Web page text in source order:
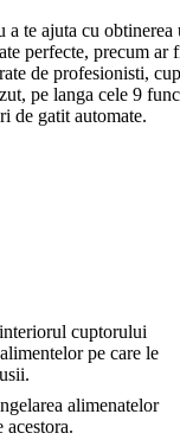
a te ajuta cu obtinerea
perfecte, precum ar
de profesionisti,
pe langa cele 9
de gatit automate.
cuptorului
pe care le
alimenatelor
acestora.